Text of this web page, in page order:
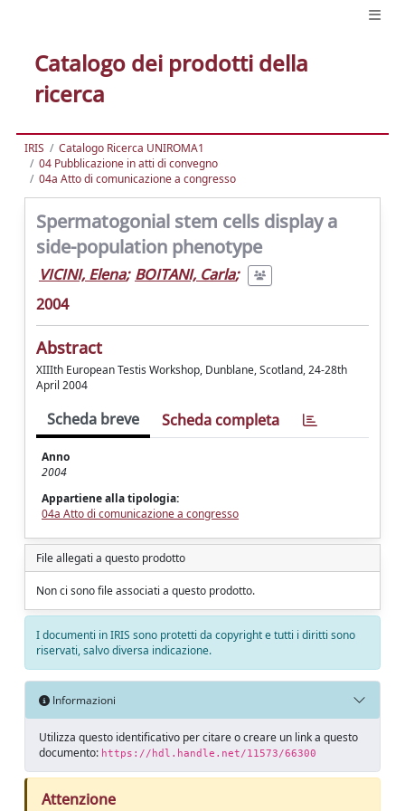
Catalogo dei prodotti della
ricerca
IRIS
Catalogo Ricerca UNIROMA1
04 Pubblicazione in atti di convegno
04a Atto di comunicazione a congresso
Spermatogonial stem cells display a
side-population phenotype
VICINI, Elena; BOITANI, Carla;
2004
Abstract
XIIIth European Testis Workshop, Dunblane, Scotland, 24-28th
April 2004
Scheda breve Scheda completa
Anno
2004
Appartiene alla tipologia:
04a Atto di comunicazione a congresso
File allegati a questo prodotto
Non ci sono file associati a questo prodotto.
I documenti in IRIS sono protetti da copyright e tutti i diritti sono
riservati, salvo diversa indicazione.
Informazioni
Utilizza questo identificativo per citare o creare un link a questo
documento: https://hdl.handle.net/11573/66300
Attenzione